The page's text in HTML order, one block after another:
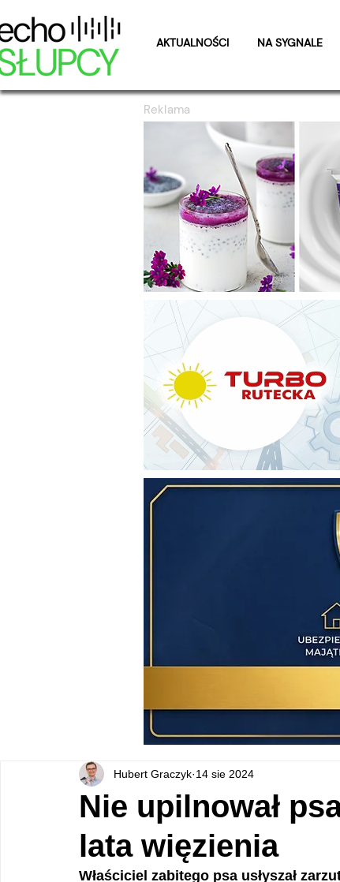
AKTUALNOŚCI NA SYGNALE
Reklama
Nie upilnował
lata więzienia
Hubert Graczyk 14 sie 2024
Właściciel zabitego psa usłyszał